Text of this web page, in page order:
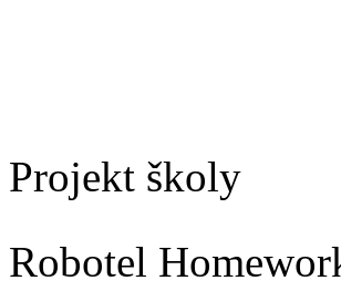
Projekt školy
Robotel